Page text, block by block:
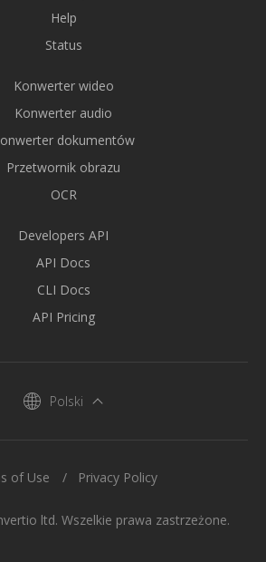
Help
Status
Konwerter wideo
Konwerter audio
dokumentów
Przetwornik obrazu
OCR
Developers API
API Docs
CLI Docs
API Pricing
Polski
ltd. Wszelkie prawa zastrzeżone.
of Use Privacy Policy